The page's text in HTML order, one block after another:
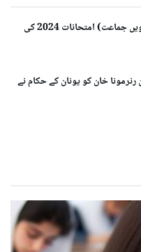
لاہوربورڈ انٹرمیڈیٹ ( 11 ویں جماعت) امتحانات 2024 کی
رنرمونا خان کو یونان کے حکام نے